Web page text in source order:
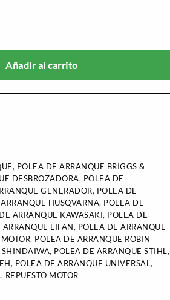
Añadir al carrito
, POLEA DE ARRANQUE BRIGGS &
DESBROZADORA, POLEA DE
GENERADOR, POLEA DE
HUSQVARNA, POLEA DE
ARRANQUE KAWASAKI, POLEA DE
ARRANQUE LIFAN, POLEA DE ARRANQUE
, POLEA DE ARRANQUE ROBIN
SHINDAIWA, POLEA DE ARRANQUE STIHL,
, POLEA DE ARRANQUE UNIVERSAL,
, REPUESTO MOTOR